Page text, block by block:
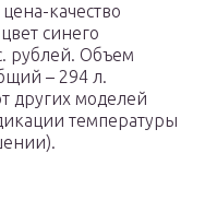
качество
синего
рублей. Объем
– 294 л.
других моделей
температуры